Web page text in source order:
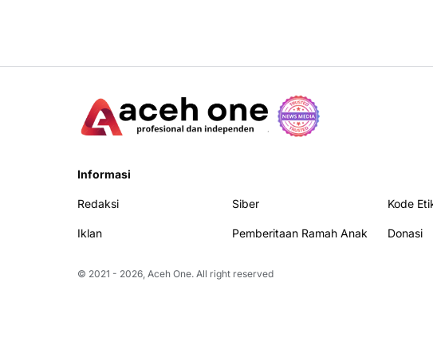
Informasi
Redaksi Siber Kode
Iklan Pemberitaan Ramah Anak Donasi
© 2021 - 2026, Aceh One. All right reserved